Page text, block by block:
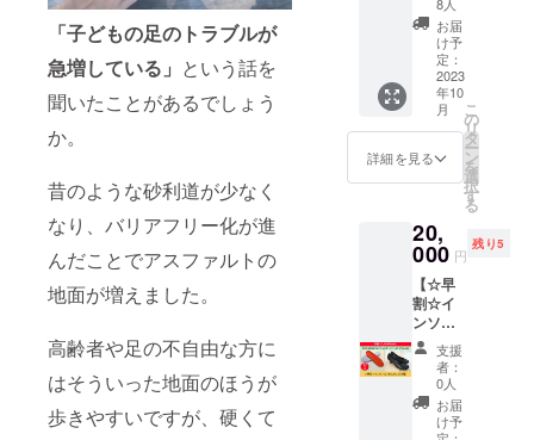
「子どもの足のトラブルが
急増している」 という話を
聞いたことがあるでしょう
か。
昔のような砂利道が少なく
なり、バリアフリー化が進
んだことでアスファルトの
地面が増えました。
高齢者や足の不自由な方に
はそういった地面のほうが
歩きやすいですが、硬くて
す。 ・
歩きや
すくな
る ・姿
勢がよ
くなる
・疲れ
にくい
子ども
いう、
偏平足
や外反
母趾な
どのお
悩みを
抱えて
いる方
にぜ
ひ！ 足
のトラ
送りい
ただき
ます。
サイズ
確認も
メール
で行う
ため、
にどう
ぞ！ 最
は、プ
ロのア
スリー
トもイ
ンソー
ルを使
う方が
増えて
の足に
合った
イン
ソール
をお作
りしま
す！ サ
ンプル
に合わ
程度）
を撮影
して
メール
でお送
りいた
だきま
す。 サ
イズ確
認も
メール
8人
お届
け予
定：
2023
年10
月
詳細を見る
こ
の
リ
タ
ー
ン
を
選
択
す
る
20,
000 円
残り5
【☆早
割☆イ
ンソー
ル（大
人パン
プス
用）】
2,000円
支援
者：
0人
お届
け予